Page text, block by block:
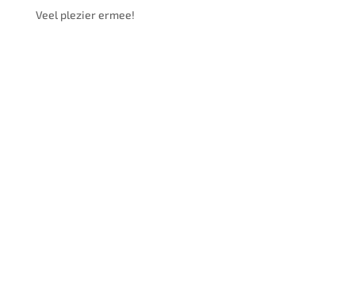
Veel plezier ermee!